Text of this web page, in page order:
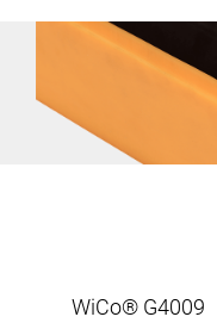
WiCo® G4009